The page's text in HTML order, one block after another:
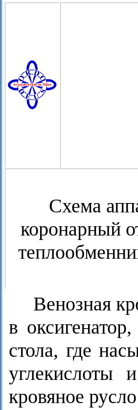
Схема
коронарный
Венозная
в
стола, где
углекислоты
кровяное